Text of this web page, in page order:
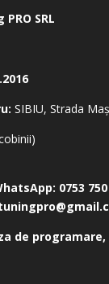
SRL
SIBIU, Strada
0753
de